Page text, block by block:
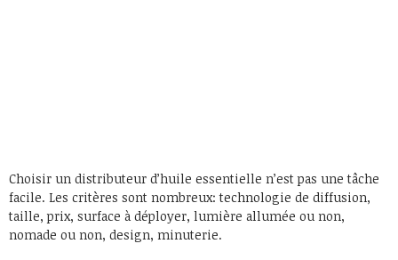
Choisir un distributeur d’huile essentielle n’est pas une tâche
facile. Les critères sont nombreux: technologie de diffusion,
taille, prix, surface à déployer, lumière allumée ou non,
nomade ou non, design, minuterie.